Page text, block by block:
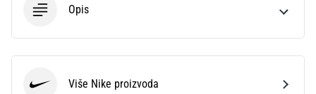
Opis
Više Nike proizvoda